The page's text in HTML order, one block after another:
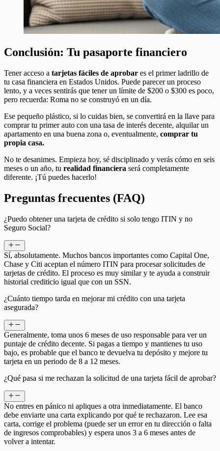
Conclusión: Tu pasaporte financiero
Tener acceso a tarjetas fáciles de aprobar es el primer ladrillo de
tu casa financiera en Estados Unidos. Puede parecer un proceso
lento, y a veces sentirás que tener un límite de $200 o $300 es poco,
pero recuerda: Roma no se construyó en un día.
Ese pequeño plástico, si lo cuidas bien, se convertirá en la llave para
comprar tu primer auto con una tasa de interés decente, alquilar un
apartamento en una buena zona o, eventualmente, comprar tu
propia casa.
No te desanimes. Empieza hoy, sé disciplinado y verás cómo en seis
meses o un año, tu realidad financiera será completamente
diferente. ¡Tú puedes hacerlo!
Preguntas frecuentes (FAQ)
¿Puedo obtener una tarjeta de crédito si solo tengo ITIN y no
Seguro Social?
Sí, absolutamente. Muchos bancos importantes como Capital One,
Chase y Citi aceptan el número ITIN para procesar solicitudes de
tarjetas de crédito. El proceso es muy similar y te ayuda a construir
historial crediticio igual que con un SSN.
¿Cuánto tiempo tarda en mejorar mi crédito con una tarjeta
asegurada?
Generalmente, toma unos 6 meses de uso responsable para ver un
puntaje de crédito decente. Si pagas a tiempo y mantienes tu uso
bajo, es probable que el banco te devuelva tu depósito y mejore tu
tarjeta en un periodo de 8 a 12 meses.
¿Qué pasa si me rechazan la solicitud de una tarjeta fácil de aprobar?
No entres en pánico ni apliques a otra inmediatamente. El banco
debe enviarte una carta explicando por qué te rechazaron. Lee esa
carta, corrige el problema (puede ser un error en tu dirección o falta
de ingresos comprobables) y espera unos 3 a 6 meses antes de
volver a intentar.